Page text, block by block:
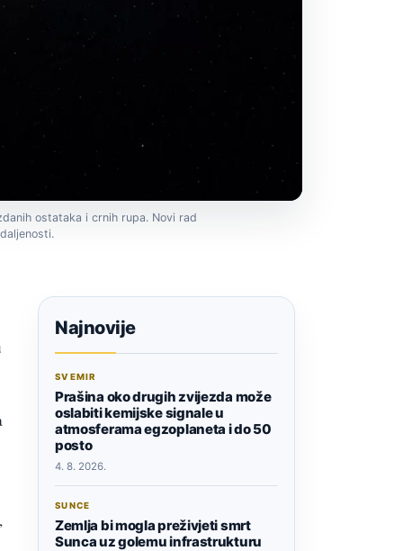
ostataka i crnih rupa. Novi rad
Najnovije
SVEMIR
Prašina oko drugih zvijezda može
oslabiti kemijske signale u
atmosferama egzoplaneta i do 50
posto
4. 8. 2026.
SUNCE
Zemlja bi mogla preživjeti smrt
Sunca uz golemu infrastrukturu